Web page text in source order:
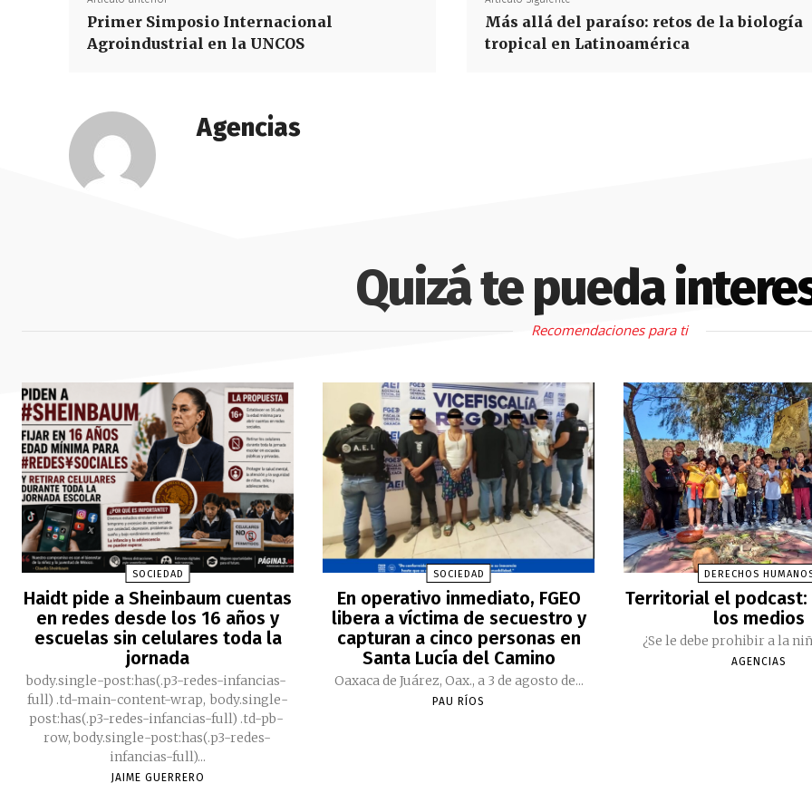
Primer Simposio Internacional
Agroindustrial en la UNCOS
Más allá del paraíso: retos de la biología
tropical en Latinoamérica
Agencias
Quizá te pueda
Recomendaciones para ti
SOCIEDAD
Haidt pide a Sheinbaum cuentas
en redes desde los 16 años y
escuelas sin celulares toda la
jornada
body.single-post:has(.p3-redes-infancias-
full) .td-main-content-wrap, body.single-
post:has(.p3-redes-infancias-full) .td-pb-
row, body.single-post:has(.p3-redes-
infancias-full)...
JAIME GUERRERO
SOCIEDAD
En operativo inmediato, FGEO
libera a víctima de secuestro y
capturan a cinco personas en
Santa Lucía del Camino
Oaxaca de Juárez, Oax., a 3 de agosto de...
PAU RÍOS
DERECHOS
Territorial el podcast:
los medios
¿Se le debe prohibir a la
AGENCIAS